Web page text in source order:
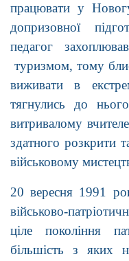
працювати у
допризовної
педагог
туризмом, тому
виживати в
тягнулись до
витривалому
здатного розкрити
військовому
20 вересня 1991
військово-
ціле покоління
більшість з яких